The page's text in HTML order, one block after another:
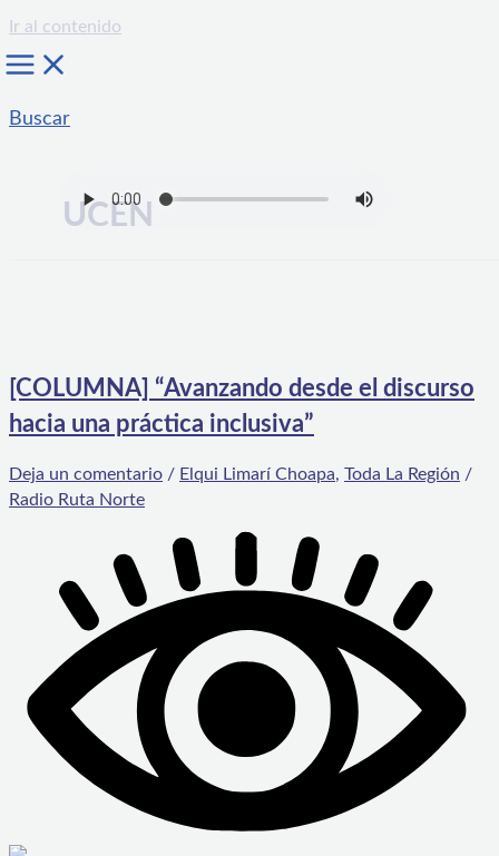
Ir al contenido
Buscar
UCEN
[COLUMNA] “Avanzando desde el discurso
hacia una práctica inclusiva”
Deja un comentario / Elqui Limarí Choapa, Toda La Región /
Radio Ruta Norte